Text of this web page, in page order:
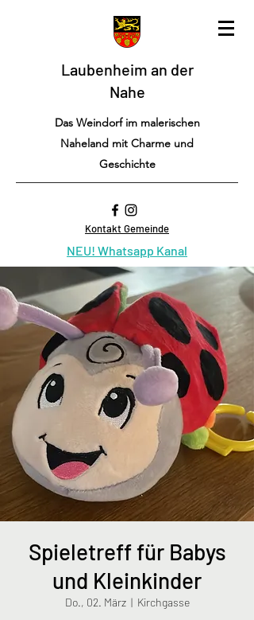
Laubenheim an der
Nahe
Das Weindorf im malerischen
Naheland mit Charme und
Geschichte
Kontakt Gemeinde
NEU! Whatsapp Kanal
Spieletreff für Babys
und Kleinkinder
Do., 02. März
  |
Kirchgasse